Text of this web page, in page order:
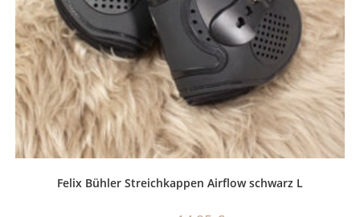
Felix Bühler Streichkappen Airflow schwarz L